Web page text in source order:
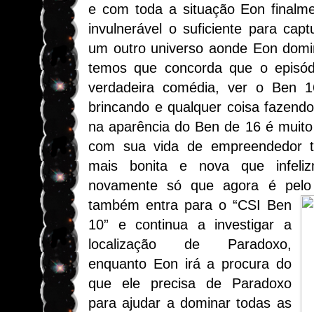
e com toda a situação Eon
invulnerável o suficiente para
um outro universo aonde Eon
temos que concorda que o
verdadeira comédia, ver o Ben
brincando e qualquer coisa
na aparência do Ben de 16 é
com sua vida de empreendedor
mais bonita e nova que
novamente só que agora é
também entra para o “CSI Ben
10” e continua a investigar a
localização de Paradoxo,
enquanto Eon irá a procura do
que ele precisa de Paradoxo
para ajudar a dominar todas as